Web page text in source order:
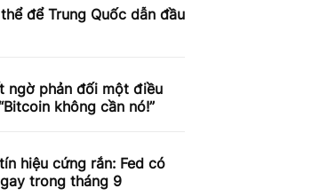
để Trung Quốc dẫn đầu
ngờ phản đối một điều
không cần nó!”
hiệu cứng rắn: Fed có
trong tháng 9